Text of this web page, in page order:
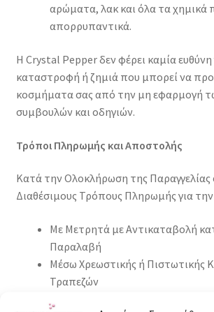
αρώματα, λακ και όλα τα χημικά
απορρυπαντικά.
Η Crystal Pepper δεν φέρει καμία ευθύνη
καταστροφή ή ζημιά που μπορεί να
κοσμήματα σας από την μη εφαρμογή
συμβουλών και οδηγιών.
Τρόποι Πληρωμής και Αποστολής
Κατά την Ολοκλήρωση της Παραγγελίας
Διαθέσιμους Τρόπους Πληρωμής για
Με Μετρητά με Αντικαταβολή
Παραλαβή
Μέσω Χρεωστικής ή Πιστωτικής
Τραπεζών